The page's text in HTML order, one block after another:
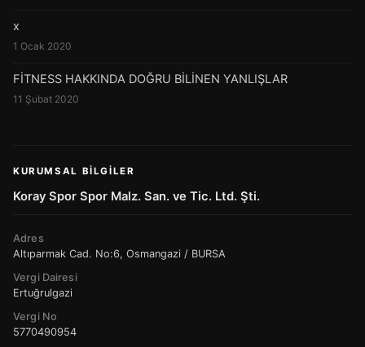
x
1 Ocak 2020
FİTNESS HAKKINDA DOĞRU BİLİNEN YANLIŞLAR
11 Şubat 2020
KURUMSAL BILGILER
Koray Spor Spor Malz. San. ve Tic. Ltd. Şti.
Adres
Altıparmak Cad. No:6, Osmangazi / BURSA
Vergi Dairesi
Ertuğrulgazi
Vergi No
5770490954